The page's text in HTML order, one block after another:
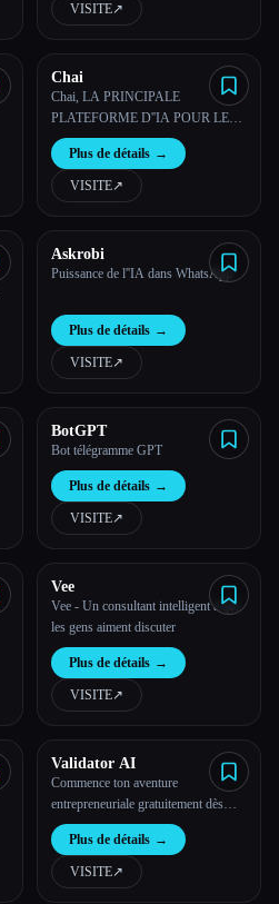
VISITE↗︎
Chai
Chai, LA PRINCIPALE
PLATEFORME D''IA POUR LE
CHAT.
Plus de détails →
VISITE↗︎
Askrobi
Puissance de l''IA dans WhatsApp
Plus de détails →
VISITE↗︎
BotGPT
Bot télégramme GPT
Plus de détails →
VISITE↗︎
Vee
Vee - Un consultant intelligent à qui
les gens aiment discuter
Plus de détails →
VISITE↗︎
Validator AI
Commence ton aventure
entrepreneuriale gratuitement dès
aujourd''hui
Plus de détails →
VISITE↗︎